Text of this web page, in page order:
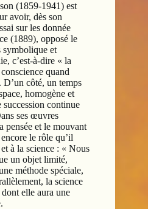
(1859-1941) est
avoir, dès son
sur les donnée
(1889), opposé le
symbolique et
c’est-à-dire « la
quand
côté, un temps
homogène et
succession continue
ses œuvres
pensée et le mouvant
le rôle qu’il
à la science : « Nous
un objet limité,
méthode spéciale,
la science
elle aura une